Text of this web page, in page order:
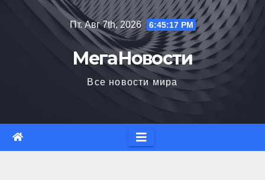
Пт. Авг 7th, 2026 6:45:18 PM
МегаНовости
Все новости мира